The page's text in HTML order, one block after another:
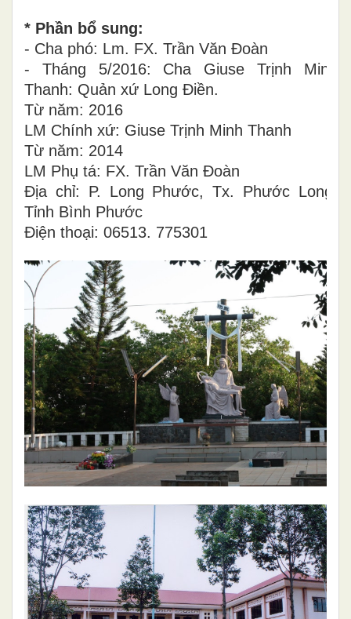
* Phần bổ sung:
- Cha phó: Lm. FX. Trần Văn Đoàn
- Tháng 5/2016: Cha Giuse Trịnh Minh
Thanh: Quản xứ Long Điền.
Từ năm: 2016
LM Chính xứ: Giuse Trịnh Minh Thanh
Từ năm: 2014
LM Phụ tá: FX. Trần Văn Đoàn
Địa chỉ: P. Long Phước, Tx. Phước Long,
Tỉnh Bình Phước
Điện thoại: 06513. 775301